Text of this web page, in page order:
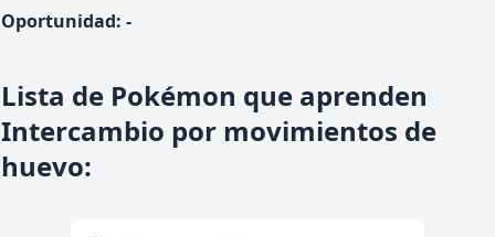
Oportunidad: -
Lista de Pokémon que aprenden
Intercambio por movimientos de
huevo: